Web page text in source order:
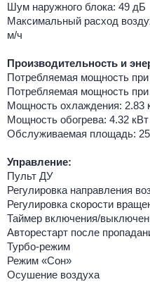
Шум наружного блока: 49 дБ
Максимальный расход
м/ч
Производительность и
Потребляемая мощность
Потребляемая мощность при
Мощность охлаждения: 2.83
Мощность обогрева: 4.32 кВт
Обслуживаемая площадь:
Управление:
Пульт ДУ
Регулировка направления
Регулировка скорости
Таймер включения/
Авторестарт после
Турбо-режим
Режим «Сон»
Осушение воздуха